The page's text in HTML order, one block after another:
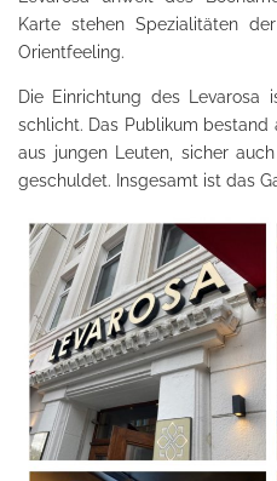
Karte stehen Spezialitäten
Orientfeeling.
Die Einrichtung des Levarosa
schlicht. Das Publikum
aus jungen Leuten, sicher
geschuldet. Insgesamt ist das